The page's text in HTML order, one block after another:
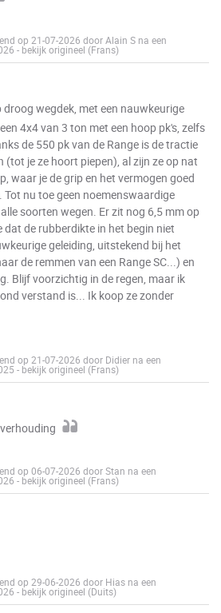
op 21-07-2026 door Alain S na een
- bekijk origineel (Frans)
wegdek, met een nauwkeurige
4x4 van 3 ton met een hoop pk's, zelfs
de 550 pk van de Range is de tractie
je ze hoort piepen), al zijn ze op nat
waar je de grip en het vermogen goed
Tot nu toe geen noemenswaardige
soorten wegen. Er zit nog 6,5 mm op
dat de rubberdikte in het begin niet
geleiding, uitstekend bij het
de remmen van een Range SC...) en
Blijf voorzichtig in de regen, maar ik
verstand is... Ik koop ze zonder
op 21-07-2026 door Didier na een
- bekijk origineel (Frans)
op 06-07-2026 door Stan na een
- bekijk origineel (Frans)
op 29-06-2026 door Hias na een
- bekijk origineel (Duits)